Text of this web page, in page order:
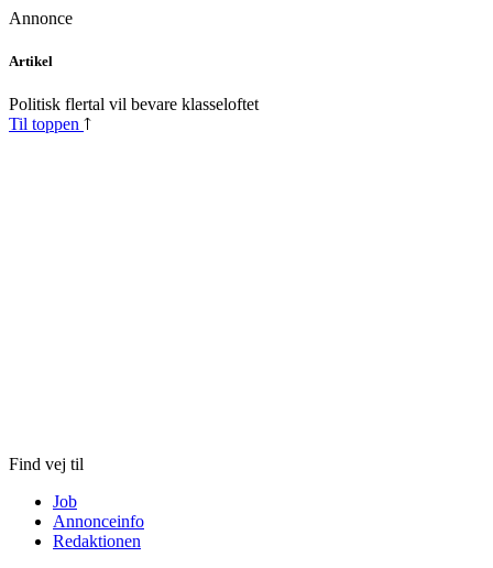
Annonce
Skip
content
Artikel
Politisk flertal vil bevare klasseloftet
Til toppen
Find vej til
Job
Annonceinfo
Redaktionen